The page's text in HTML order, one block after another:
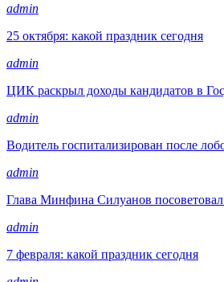
admin
25 октября: какой праздник сегодня
admin
ЦИК раскрыл доходы кандидатов в
admin
Водитель госпитализирован после
admin
Глава Минфина Силуанов
admin
7 февраля: какой праздник сегодня